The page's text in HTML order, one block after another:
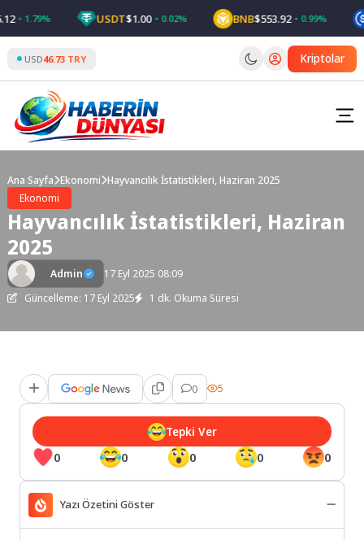
to
content
1.79% USDT$1.00 0.02% BNB$553.92 0.99%
USD46.73 TRY Kriptolar
Ana Sayfa Ekonomi Hayvancılık İstatistikleri, Haziran 2025
Ekonomi
Hayvancılık İstatistikleri, Haziran
2025
Admin
17 Eyl 2025 08:09
Güncelleme: 17 Eyl 2025
1 dk. Okuma Süresi
0 5
0 0 0 0 0
Tepki Ver
Yazı Özetini Göster